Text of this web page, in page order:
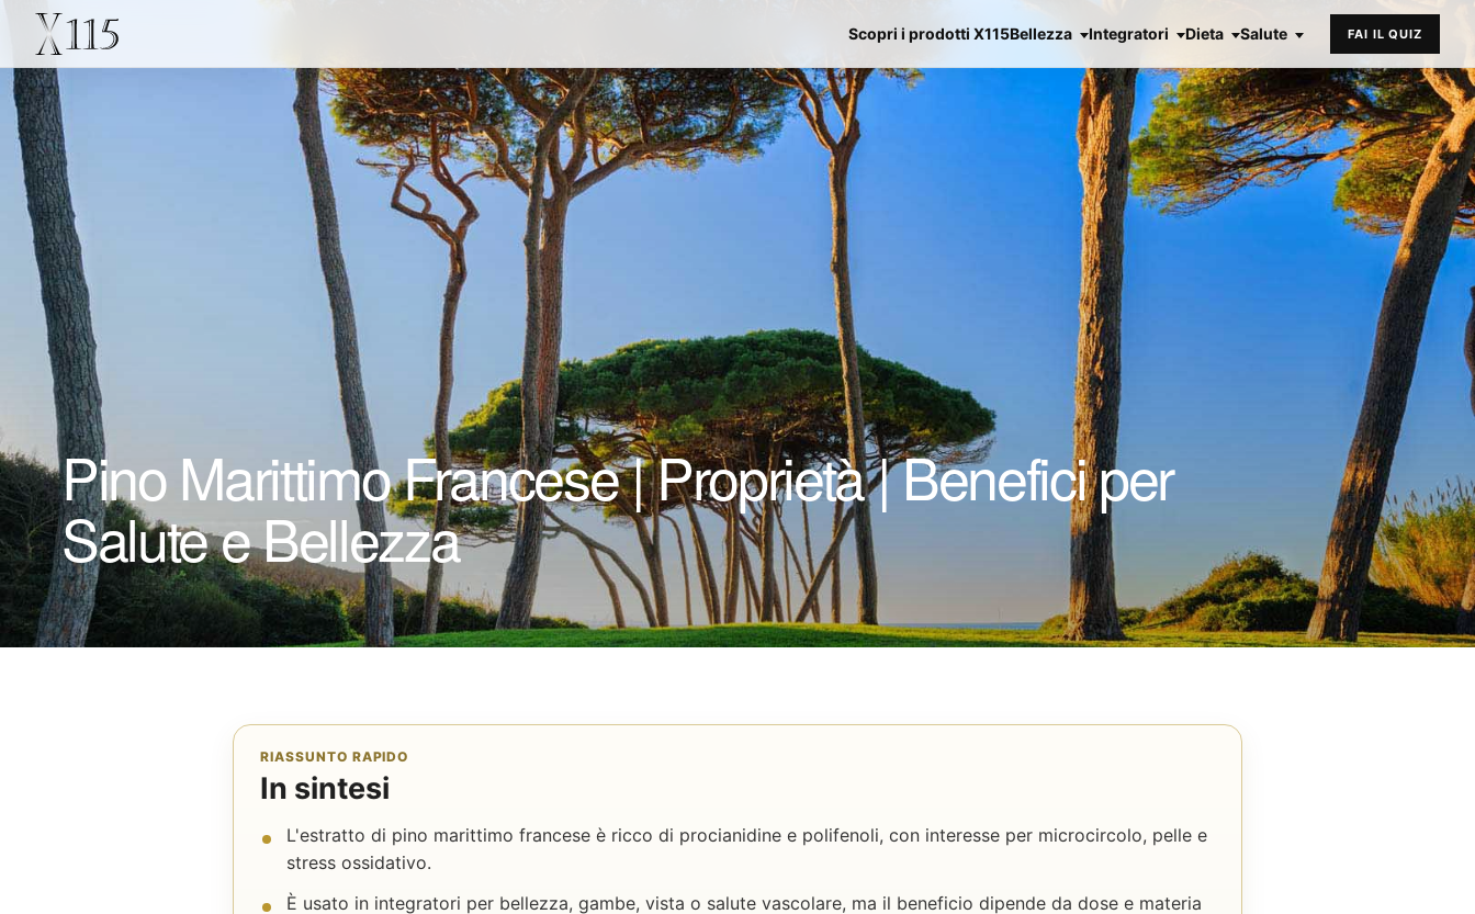
Scopri i prodotti X115Bellezza Integratori Dieta Salute FAI IL QUIZ
Pino Marittimo Francese | Proprietà | Benefici per
Salute e Bellezza
RIASSUNTO RAPIDO
In sintesi
L'estratto di pino marittimo francese è ricco di procianidine e polifenoli, con interesse per microcircolo, pelle e
stress ossidativo.
È usato in integratori per bellezza, gambe, vista o salute vascolare, ma il beneficio dipende da dose e materia